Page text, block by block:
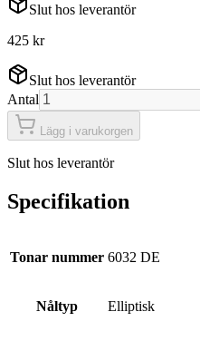
Slut hos leverantör
425 kr
Slut hos leverantör
Antal
Lägg i varukorgen
Slut hos leverantör
Specifikation
Tonar nummer 6032 DE
Nåltyp Elliptisk